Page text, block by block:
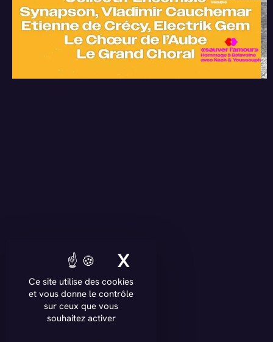
Ce site utilise des cookies
et vous donne le contrôle
sur ceux que vous
souhaitez activer
XMASQUER LE